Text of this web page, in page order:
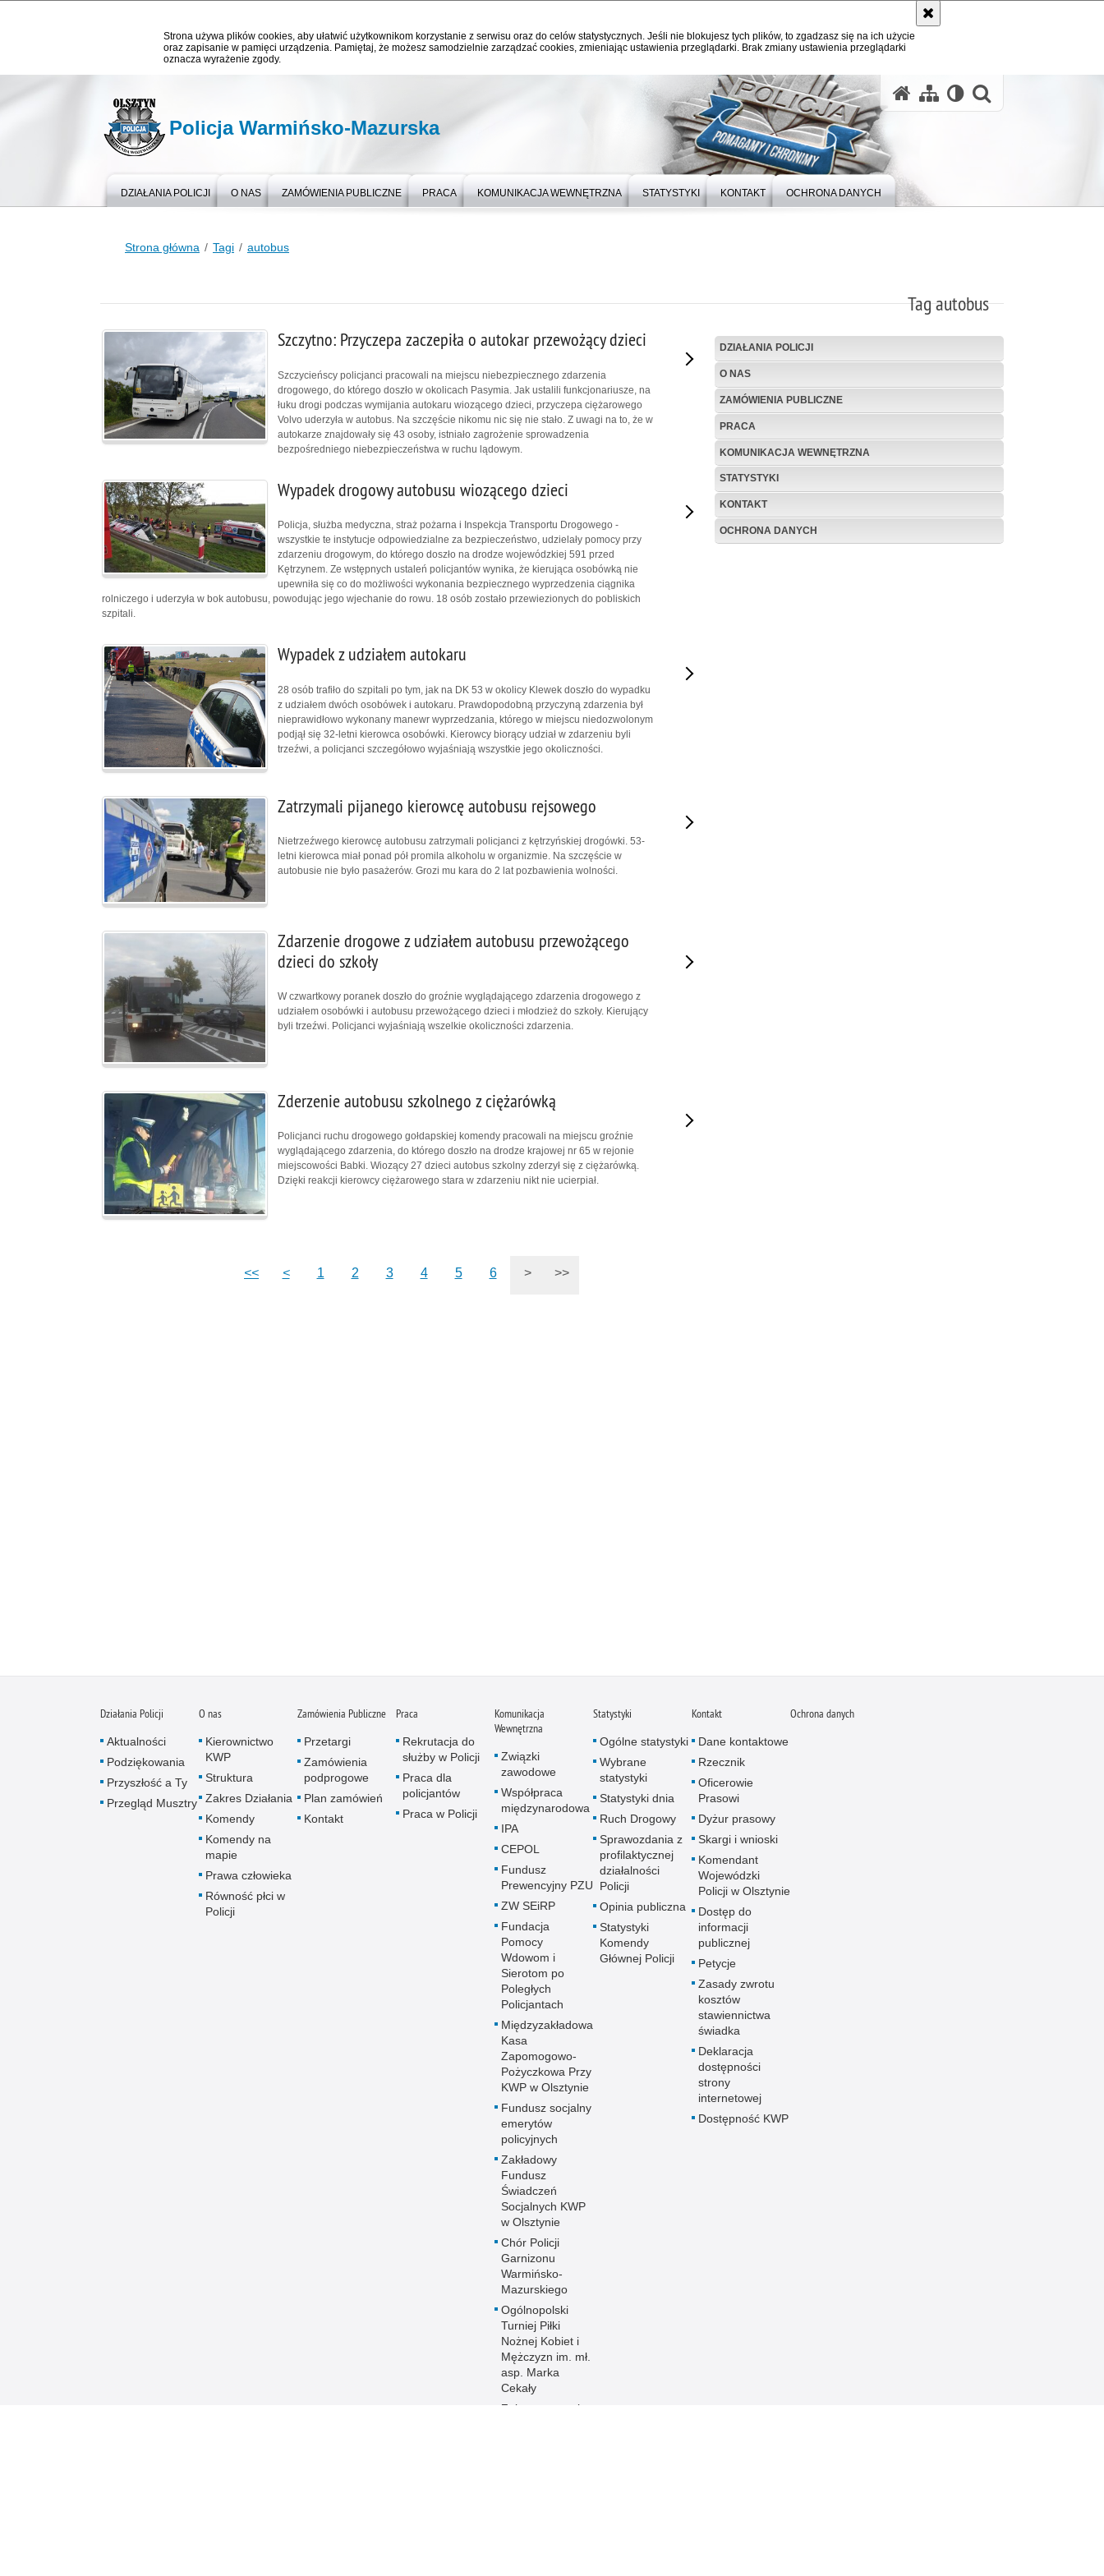
Strona używa plików cookies, aby ułatwić użytkownikom korzystanie z serwisu oraz do celów statystycznych. Jeśli nie blokujesz tych plików, to zgadzasz się na ich użycie
oraz zapisanie w pamięci urządzenia. Pamiętaj, że możesz samodzielnie zarządzać cookies, zmieniając ustawienia przeglądarki. Brak zmiany ustawienia przeglądarki
oznacza wyrażenie zgody.
Policja Warmińsko-Mazurska
DZIAŁANIA POLICJI O NAS ZAMÓWIENIA PUBLICZNE PRACA KOMUNIKACJA WEWNĘTRZNA STATYSTYKI KONTAKT OCHRONA DANYCH
Strona główna Tagi autobus
Tag autobus
DZIAŁANIA POLICJI
O NAS
ZAMÓWIENIA PUBLICZNE
PRACA
KOMUNIKACJA WEWNĘTRZNA
STATYSTYKI
KONTAKT
OCHRONA DANYCH
Szczytno: Przyczepa zaczepiła o autokar przewożący dzieci
Szczycieńscy policjanci pracowali na miejscu niebezpiecznego zdarzenia
drogowego, do którego doszło w okolicach Pasymia. Jak ustalili funkcjonariusze, na
łuku drogi podczas wymijania autokaru wiozącego dzieci, przyczepa ciężarowego
Volvo uderzyła w autobus. Na szczęście nikomu nic się nie stało. Z uwagi na to, że w
autokarze znajdowały się 43 osoby, istniało zagrożenie sprowadzenia
bezpośredniego niebezpieczeństwa w ruchu lądowym.
Wypadek drogowy autobusu wiozącego dzieci
Policja, służba medyczna, straż pożarna i Inspekcja Transportu Drogowego -
wszystkie te instytucje odpowiedzialne za bezpieczeństwo, udzielały pomocy przy
zdarzeniu drogowym, do którego doszło na drodze wojewódzkiej 591 przed
Kętrzynem. Ze wstępnych ustaleń policjantów wynika, że kierująca osobówką nie
upewniła się co do możliwości wykonania bezpiecznego wyprzedzenia ciągnika
rolniczego i uderzyła w bok autobusu, powodując jego wjechanie do rowu. 18 osób zostało przewiezionych do pobliskich
szpitali.
Wypadek z udziałem autokaru
28 osób trafiło do szpitali po tym, jak na DK 53 w okolicy Klewek doszło do wypadku
z udziałem dwóch osobówek i autokaru. Prawdopodobną przyczyną zdarzenia był
nieprawidłowo wykonany manewr wyprzedzania, którego w miejscu niedozwolonym
podjął się 32-letni kierowca osobówki. Kierowcy biorący udział w zdarzeniu byli
trzeźwi, a policjanci szczegółowo wyjaśniają wszystkie jego okoliczności.
Zatrzymali pijanego kierowcę autobusu rejsowego
Nietrzeźwego kierowcę autobusu zatrzymali policjanci z kętrzyńskiej drogówki. 53-
letni kierowca miał ponad pół promila alkoholu w organizmie. Na szczęście w
autobusie nie było pasażerów. Grozi mu kara do 2 lat pozbawienia wolności.
Zdarzenie drogowe z udziałem autobusu przewożącego
dzieci do szkoły
W czwartkowy poranek doszło do groźnie wyglądającego zdarzenia drogowego z
udziałem osobówki i autobusu przewożącego dzieci i młodzież do szkoły. Kierujący
byli trzeźwi. Policjanci wyjaśniają wszelkie okoliczności zdarzenia.
Zderzenie autobusu szkolnego z ciężarówką
Policjanci ruchu drogowego gołdapskiej komendy pracowali na miejscu groźnie
wyglądającego zdarzenia, do którego doszło na drodze krajowej nr 65 w rejonie
miejscowości Babki. Wiozący 27 dzieci autobus szkolny zderzył się z ciężarówką.
Dzięki reakcji kierowcy ciężarowego stara w zdarzeniu nikt nie ucierpiał.
<< < 1 2 3 4 5 6 > >>
Działania Policji
Aktualności
Podziękowania
Przyszłość a Ty
Przegląd Musztry
O nas
Kierownictwo
KWP
Struktura
Zakres Działania
Komendy
Komendy na
mapie
Prawa człowieka
Równość płci w
Policji
Zamówienia Publiczne
Przetargi
Zamówienia
podprogowe
Plan zamówień
Kontakt
Praca
Rekrutacja do
służby w Policji
Praca dla
policjantów
Praca w Policji
Komunikacja
Wewnętrzna
Związki
zawodowe
Współpraca
międzynarodowa
IPA
CEPOL
Fundusz
Prewencyjny PZU
ZW SEiRP
Fundacja
Pomocy
Wdowom i
Sierotom po
Poległych
Policjantach
Międzyzakładowa
Kasa
Zapomogowo-
Pożyczkowa Przy
KWP w Olsztynie
Fundusz socjalny
emerytów
policyjnych
Zakładowy
Fundusz
Świadczeń
Socjalnych KWP
w Olsztynie
Chór Policji
Garnizonu
Warmińsko-
Mazurskiego
Ogólnopolski
Turniej Piłki
Nożnej Kobiet i
Mężczyzn im. mł.
asp. Marka
Cekały
Zakwaterowanie
Statystyki
Ogólne statystyki
Wybrane
statystyki
Statystyki dnia
Ruch Drogowy
Sprawozdania z
profilaktycznej
działalności
Policji
Opinia publiczna
Statystyki
Komendy
Głównej Policji
Kontakt
Dane kontaktowe
Rzecznik
Oficerowie
Prasowi
Dyżur prasowy
Skargi i wnioski
Komendant
Wojewódzki
Policji w Olsztynie
Dostęp do
informacji
publicznej
Petycje
Zasady zwrotu
kosztów
stawiennictwa
świadka
Deklaracja
dostępności
strony
internetowej
Dostępność KWP
Ochrona danych